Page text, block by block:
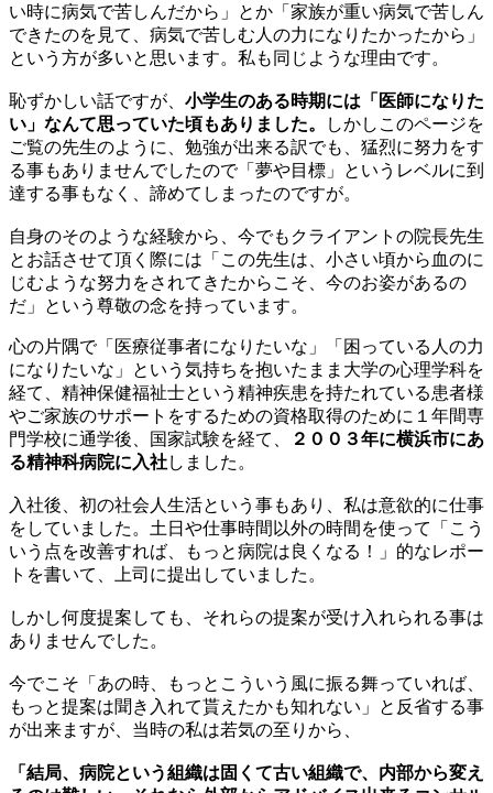
い時に病気で苦しんだから」とか「家族が重い病気で苦しん
できたのを見て、病気で苦しむ人の力になりたかったから」
という方が多いと思います。私も同じような理由です。
恥ずかしい話ですが、 小学生のある時期には「医師になりた
い」なんて思っていた頃もありました。
しかしこのページを
ご覧の先生のように、勉強が出来る訳でも、猛烈に努力をす
る事もありませんでしたので「夢や目標」というレベルに到
達する事もなく、諦めてしまったのですが。
自身のそのような経験から、今でもクライアントの院長先生
とお話させて頂く際には「この先生は、小さい頃から血のに
じむような努力をされてきたからこそ、今のお姿があるの
だ」という尊敬の念を持っています。
心の片隅で「医療従事者になりたいな」「困っている人の力
になりたいな」という気持ちを抱いたまま大学の心理学科を
経て、精神保健福祉士という精神疾患を持たれている患者様
やご家族のサポートをするための資格取得のために１年間専
門学校に通学後、国家試験を経て、
２００３年に横浜市にあ
る精神科病院に入社しました。
入社後、初の社会人生活という事もあり、私は意欲的に仕事
をしていました。土日や仕事時間以外の時間を使って「こう
いう点を改善すれば、もっと病院は良くなる！」的なレポー
トを書いて、上司に提出していました。
しかし何度提案しても、それらの提案が受け入れられる事は
ありませんでした。
今でこそ「あの時、もっとこういう風に振る舞っていれば、
もっと提案は聞き入れて貰えたかも知れない」と反省する事
が出来ますが、当時の私は若気の至りから、
「結局、病院という組織は固くて古い組織で、内部から変え